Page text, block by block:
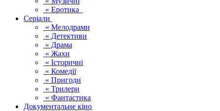
« Еротика
Серіали
« Мелодрами
« Детективи
« Драма
« Жахи
« Історичні
« Комедії
« Пригоди
« Трилери
« Фантастика
Документальне кіно